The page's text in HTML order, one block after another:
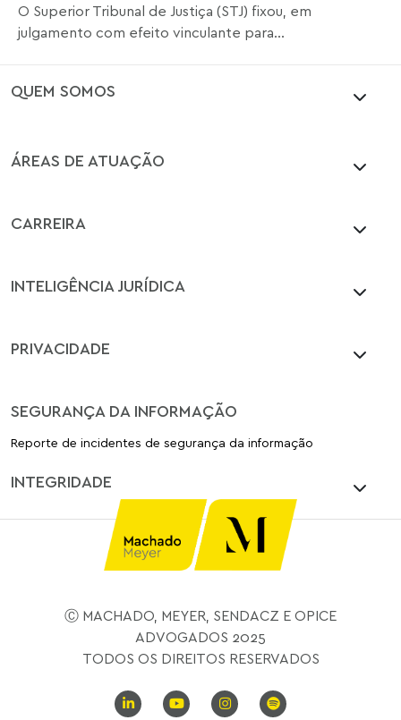
O Superior Tribunal de Justiça (STJ) fixou, em
julgamento com efeito vinculante para...
QUEM SOMOS
ÁREAS DE ATUAÇÃO
CARREIRA
INTELIGÊNCIA JURÍDICA
PRIVACIDADE
SEGURANÇA DA INFORMAÇÃO
Reporte de incidentes de segurança da informação
INTEGRIDADE
Ⓒ MACHADO, MEYER, SENDACZ E OPICE
ADVOGADOS 2025
TODOS OS DIREITOS RESERVADOS